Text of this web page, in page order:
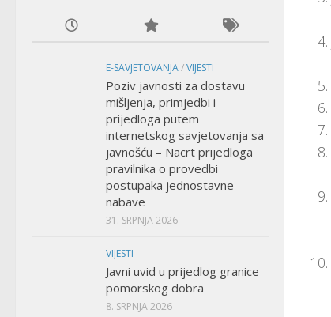
E-SAVJETOVANJA/VIJESTI
Poziv javnosti za dostavu
mišljenja, primjedbi i
prijedloga putem
internetskog savjetovanja sa
javnošću – Nacrt prijedloga
pravilnika o provedbi
postupaka jednostavne
nabave
31. SRPNJA 2026
VIJESTI
Javni uvid u prijedlog granice
pomorskog dobra
8. SRPNJA 2026